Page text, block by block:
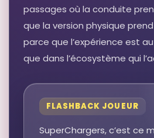
7,85 EUR
Voir sur Rakuten →
RÉSULTAT RAKUTEN
Sky Slicer
Autres produits liés
10,00 EUR
Voir sur Rakuten →
passages où la conduite
que la version physique
parce que l’expérience est
que dans l’écosystème qui
FLASHBACK JOUEUR
SuperChargers, c’est ce